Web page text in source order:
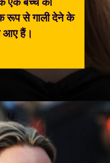
रूप से गाली देने के
आए हैं।